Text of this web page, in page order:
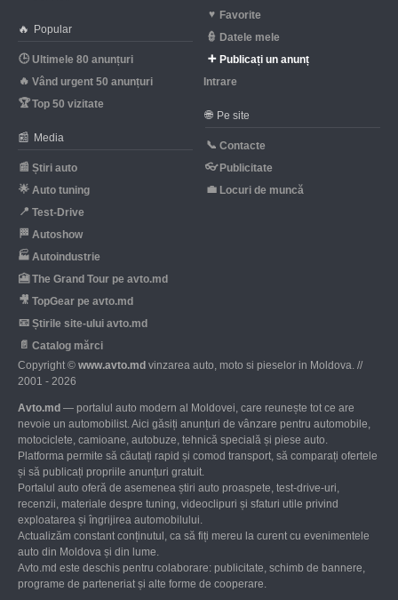
🔥 Popular
🕒 Ultimele 80 anunțuri
🔥 Vând urgent 50 anunțuri
🏆Top 50 vizitate
📰 Media
📰 Știri auto
🌟 Auto tuning
📍 Test-Drive
🏁 Autoshow
🏭 Autoindustrie
🎦 The Grand Tour pe avto.md
🎥 TopGear pe avto.md
📧 Știrile site-ului avto.md
📄 Catalog mărci
♥ Favorite
👮 Datele mele
➕ Publicați un anunț
Intrare
🌐 Pe site
📞 Contacte
👓 Publicitate
💼 Locuri de muncă
Copyright © www.avto.md vinzarea auto, moto si pieselor in Moldova. //
2001 - 2026
Avto.md — portalul auto modern al Moldovei, care reunește tot ce are
nevoie un automobilist. Aici găsiți anunțuri de vânzare pentru automobile,
motociclete, camioane, autobuze, tehnică specială și piese auto.
Platforma permite să căutați rapid și comod transport, să comparați ofertele
și să publicați propriile anunțuri gratuit.
Portalul auto oferă de asemenea știri auto proaspete, test-drive-uri,
recenzii, materiale despre tuning, videoclipuri și sfaturi utile privind
exploatarea și îngrijirea automobilului.
Actualizăm constant conținutul, ca să fiți mereu la curent cu evenimentele
auto din Moldova și din lume.
Avto.md este deschis pentru colaborare: publicitate, schimb de bannere,
programe de parteneriat și alte forme de cooperare.